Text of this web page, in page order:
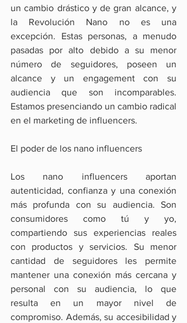
un cambio drástico y de gran alcance, y
la Revolución Nano no es una
excepción. Estas personas, a menudo
pasadas por alto debido a su menor
número de seguidores, poseen un
alcance y un engagement con su
audiencia que son incomparables.
Estamos presenciando un cambio radical
en el marketing de influencers.
El poder de los nano influencers
Los nano influencers aportan
autenticidad, confianza y una conexión
más profunda con su audiencia. Son
consumidores como tú y yo,
compartiendo sus experiencias reales
con productos y servicios. Su menor
cantidad de seguidores les permite
mantener una conexión más cercana y
personal con su audiencia, lo que
resulta en un mayor nivel de
compromiso. Además, su accesibilidad y